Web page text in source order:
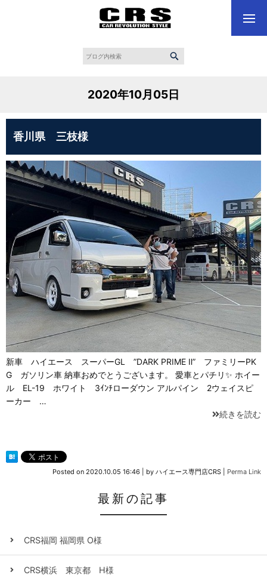
2020年10月05日
香川県 三枝様
新車 ハイエース スーパーGL ”DARK PRIME Ⅱ” ファミリーPK
G ガソリン車 納車おめでとうございます。 愛車とパチリ✨ ホイー
ル EL-19 ホワイト 3ｲﾝﾁローダウン アルパイン 2ウェイスピ
ーカー …
続きを読む
Posted on 2020.10.05 16:46 by ハイエース専門店CRS Perma Link
最新の記事
CRS福岡 福岡県 O様
CRS横浜 東京都 H様